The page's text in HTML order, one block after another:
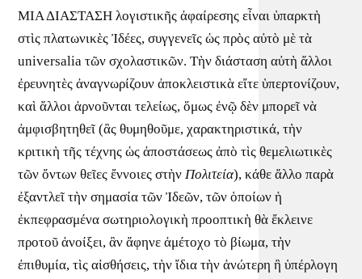
ΜΙΑ ΔΙΑΣΤΑΣΗ λογιστικῆς ἀφαίρεσης εἶναι ὑπαρκτὴ
στὶς πλατωνικὲς Ἰδέες, συγγενεῖς ὡς πρὸς αὐτὸ μὲ τὰ
universalia τῶν σχολαστικῶν. Τὴν διάσταση αὐτὴ ἄλλοι
ἐρευνητὲς ἀναγνωρίζουν ἀποκλειστικὰ εἴτε ὑπερτονίζουν,
καὶ ἄλλοι ἀρνοῦνται τελείως, ὅμως ἐνῷ δὲν μπορεῖ νὰ
ἀμφισβητηθεῖ (ἂς θυμηθοῦμε, χαρακτηριστικά, τὴν
κριτικὴ τῆς τέχνης ὡς ἀποστάσεως ἀπὸ τὶς θεμελιωτικὲς
τῶν ὄντων θεῖες ἔννοιες στὴνΠολιτεία), κάθε ἄλλο παρὰ
ἐξαντλεῖ τὴν σημασία τῶν Ἰδεῶν, τῶν ὁποίων ἡ
ἐκπεφρασμένα σωτηριολογικὴ προοπτικὴ θὰ ἔκλεινε
προτοῦ ἀνοίξει, ἂν ἄφηνε ἀμέτοχο τὸ βίωμα, τὴν
ἐπιθυμία, τὶς αἰσθήσεις, τὴν ἴδια τὴν ἀνώτερη ἢ ὑπέρλογη